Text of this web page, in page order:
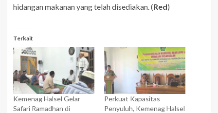
hidangan makanan yang telah disediakan. (Red)
Terkait
Kemenag Halsel Gelar
Safari Ramadhan di
Perkuat Kapasitas
Penyuluh, Kemenag Halsel